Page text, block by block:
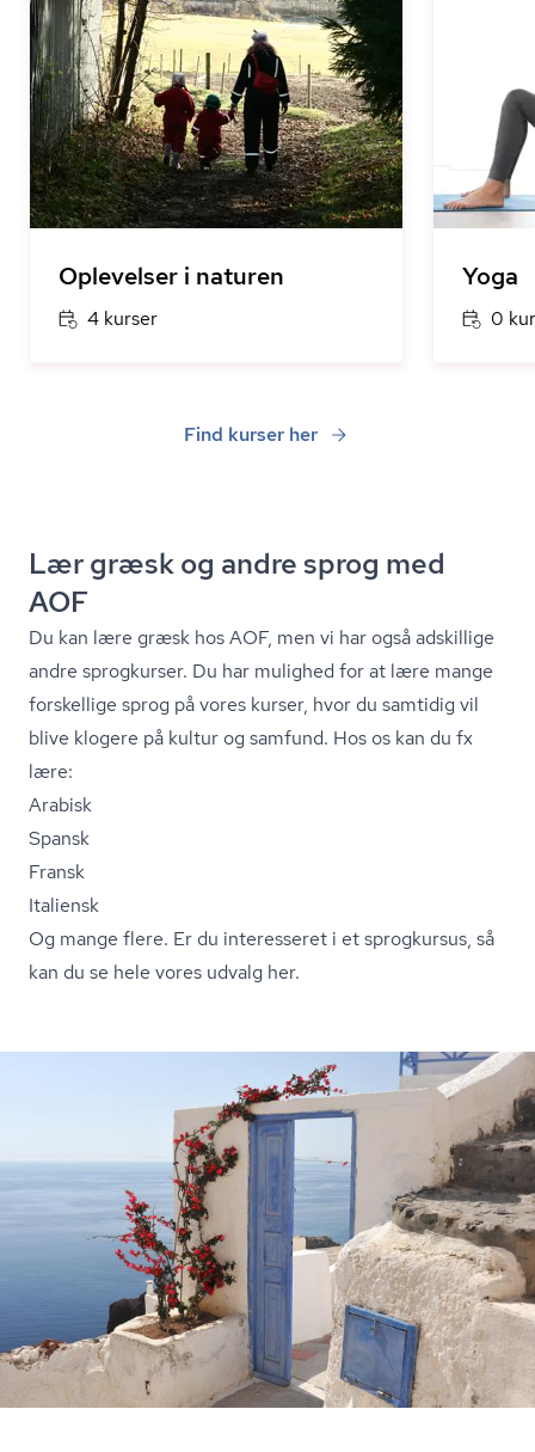
Oplevelser i naturen
4 kurser
Yoga
0
Find kurser her
Lær græsk og andre sprog med
AOF
Du kan lære græsk hos AOF, men vi har også adskillige
andre sprogkurser. Du har mulighed for at lære mange
forskellige sprog på vores kurser, hvor du samtidig vil
blive klogere på kultur og samfund. Hos os kan du fx
lære:
Arabisk
Spansk
Fransk
Italiensk
Og mange flere. Er du interesseret i et sprogkursus, så
kan du se hele vores udvalg her.